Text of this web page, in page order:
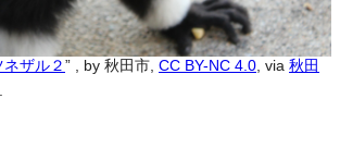
ザル２” , by 秋田市, CC BY-NC 4.0 , via 秋田